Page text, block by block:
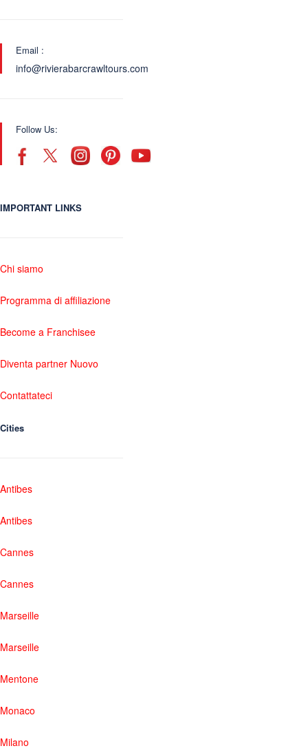
Email :
info@rivierabarcrawltours.com
Follow Us:
IMPORTANT LINKS
Chi siamo
Programma di affiliazione
Become a Franchisee
Diventa partner Nuovo
Contattateci
Cities
Antibes
Antibes
Cannes
Cannes
Marseille
Marseille
Mentone
Monaco
Milano